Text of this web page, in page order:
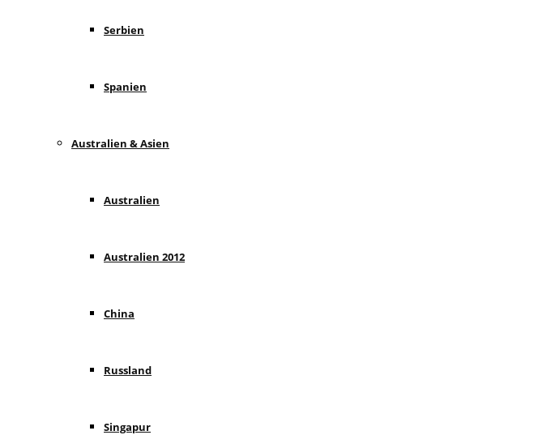
Serbien
Spanien
Australien & Asien
Australien
Australien 2012
China
Russland
Singapur